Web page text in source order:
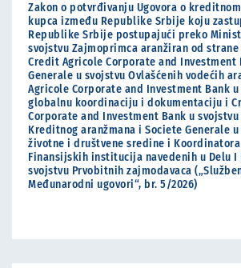
Zakon o potvrđivanju Ugovora o
kupca između Republike Srbije koju
Republike Srbije postupajući preko
svojstvu Zajmoprimca aranžiran od strane
Credit Agricole Corporate and Investment
Generale u svojstvu Ovlašćenih vodećih
Agricole Corporate and Investment Bank
globalnu koordinaciju i dokumentaciju i
Corporate and Investment Bank u svojstvu
Kreditnog aranžmana i Societe Generale
životne i društvene sredine i
Finansijskih institucija navedenih u Delu I
svojstvu Prvobitnih zajmodavaca
Međunarodni ugovori“, br. 5/2026)